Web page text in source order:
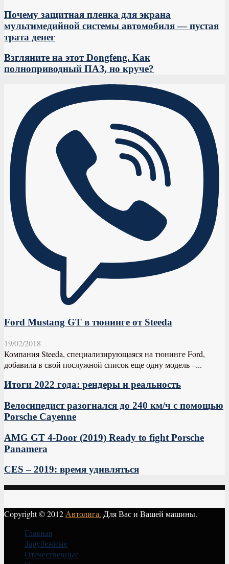
Почему защитная пленка для экрана
мультимедийной системы автомобиля — пустая
трата денег
Взгляните на этот Dongfeng. Как
полноприводный ПАЗ, но круче?
Ford Mustang GT в тюнинге от Steeda
19/02/2018
Компания Steeda, специализирующаяся на тюнинге Ford,
добавила в свой послужной список еще одну модель –...
Итоги 2022 года: рендеры и реальность
Велосипедист разогнался до 240 км/ч с помощью
Porsche Cayenne
AMG GT 4-Door (2019) Ready to fight Porsche
Panamera
CES – 2019: время удивляться
Copyright © 2012 Автолига. Для Вас и Вашей машины.
Главная
Зарубежные
Отечественные